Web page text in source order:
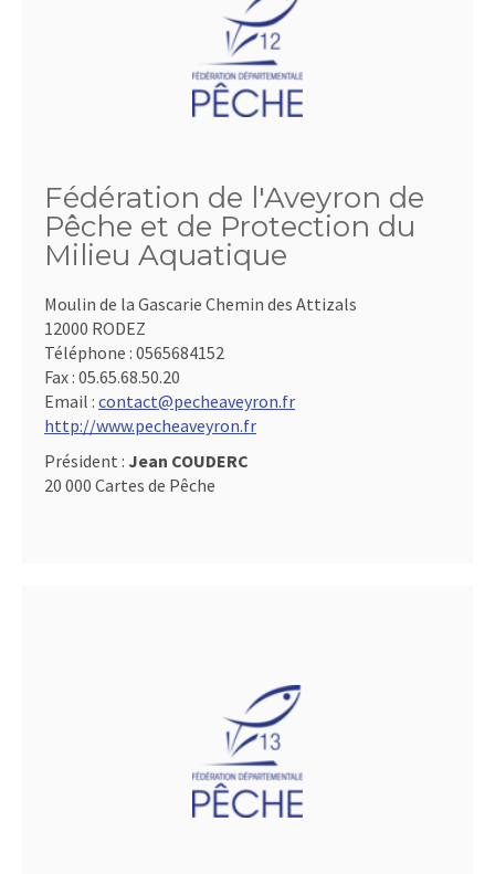
Fédération de l'Aveyron de
Pêche et de Protection du
Milieu Aquatique
Moulin de la Gascarie Chemin des Attizals
12000 RODEZ
Téléphone : 0565684152
Fax : 05.65.68.50.20
Email : contact@pecheaveyron.fr
http://www.pecheaveyron.fr
Président : Jean COUDERC
20 000 Cartes de Pêche